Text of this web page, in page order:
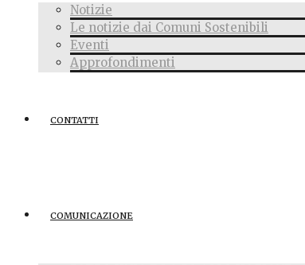
Notizie
Le notizie dai Comuni Sostenibili
Eventi
Approfondimenti
CONTATTI
COMUNICAZIONE